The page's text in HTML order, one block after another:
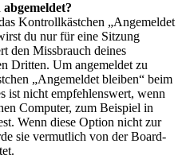
Kontrollkästchen „Angemeldet
du nur für eine Sitzung
den Missbrauch deines
Dritten. Um angemeldet zu
„Angemeldet bleiben“ beim
ist nicht empfehlenswert, wenn
Computer, zum Beispiel in
Wenn diese Option nicht zur
sie vermutlich von der Board-